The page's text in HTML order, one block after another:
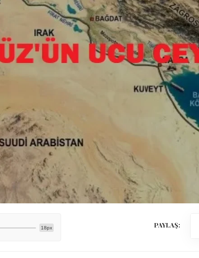
18px PAYLAŞ: